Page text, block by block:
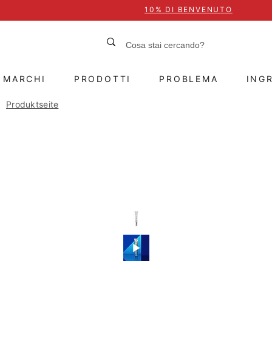
10% DI BENVENUTO
MARCHI PRODOTTI PROBLEMA
Produktseite